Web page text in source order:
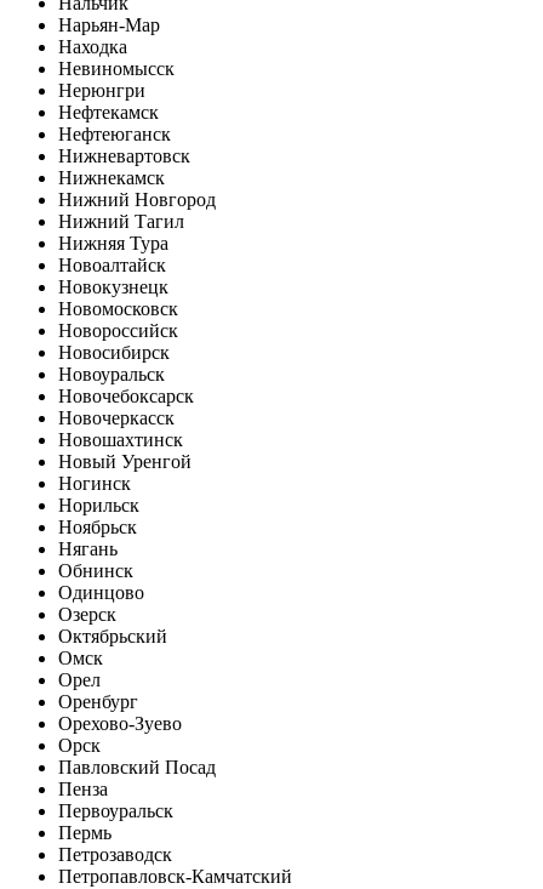
Нарьян-Мар
Находка
Невиномысск
Нерюнгри
Нефтекамск
Нефтеюганск
Нижневартовск
Нижнекамск
Нижний Новгород
Нижний Тагил
Нижняя Тура
Новоалтайск
Новокузнецк
Новомосковск
Новороссийск
Новосибирск
Новоуральск
Новочебоксарск
Новочеркасск
Новошахтинск
Новый Уренгой
Ногинск
Норильск
Ноябрьск
Нягань
Обнинск
Одинцово
Озерск
Октябрьский
Омск
Орел
Оренбург
Орехово-Зуево
Орск
Павловский Посад
Пенза
Первоуральск
Пермь
Петрозаводск
Петропавловск-Камчатский